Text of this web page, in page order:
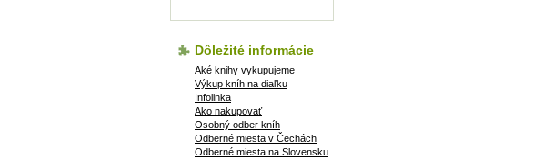
Dôležité informácie
Aké knihy vykupujeme
Výkup kníh na diaľku
Infolinka
Ako nakupovať
Osobný odber kníh
Odberné miesta v Čechách
Odberné miesta na Slovensku